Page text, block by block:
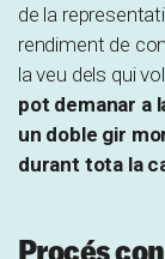
de la
rendiment de
la veu dels qui
pot demanar a
un doble gir
durant tota la
Procés